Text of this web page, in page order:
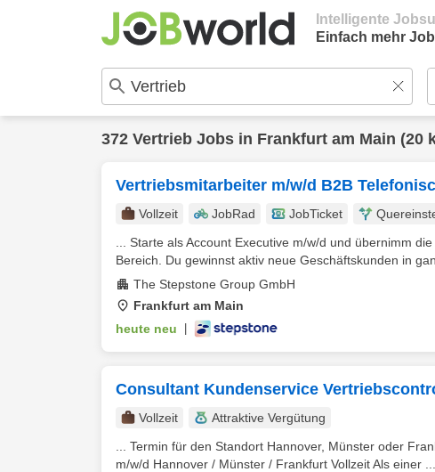
Intelligente
Einfach mehr
372 Vertrieb Jobs in Frankfurt am Main (20
Vertriebsmitarbeiter m/w/d B2B
Vollzeit JobRad JobTicket
... Starte als Account Executive m/w/d und übernimm
Bereich. Du gewinnst aktiv neue Geschäftskunden in
The Stepstone Group GmbH
Frankfurt am Main
heute neu
Consultant Kundenservice
Vollzeit
Attraktive Vergütung
... Termin für den Standort Hannover, Münster oder
m/w/d Hannover / Münster / Frankfurt Vollzeit Als einer ...